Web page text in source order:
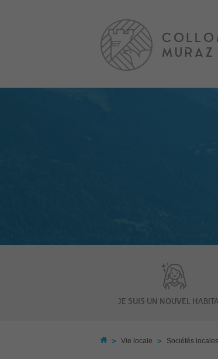
JE SUIS UN NOUVEL
> Vie locale > Sociétés locales